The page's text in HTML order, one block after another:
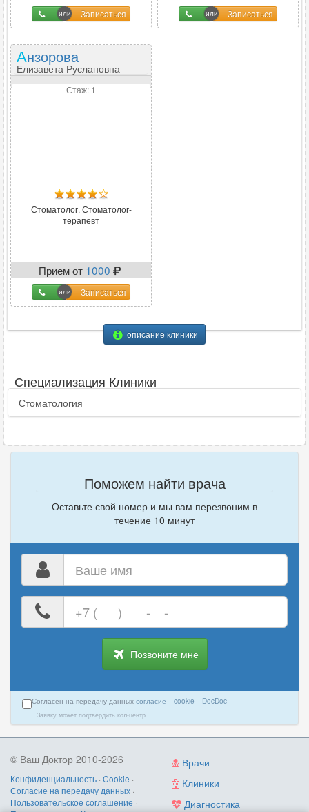
Записаться Записаться
Анзорова
Елизавета Руслановна
Стаж: 1
Стоматолог, Стоматолог-
терапевт
Прием от 1000
Записаться
описание клиники
Специализация Клиники
Стоматология
Поможем найти врача
Оставьте свой номер и мы вам перезвоним в
течение 10 минут
номер
телефона
Позвоните мне
Согласен на передачу данных согласие · cookie · DocDoc
Заявку может подтвердить кол-центр.
Врачи
Клиники
Диагностика
© Ваш Доктор 2010-2026
Конфиденциальность · Cookie ·
Согласие на передачу данных ·
Пользовательское соглашение ·